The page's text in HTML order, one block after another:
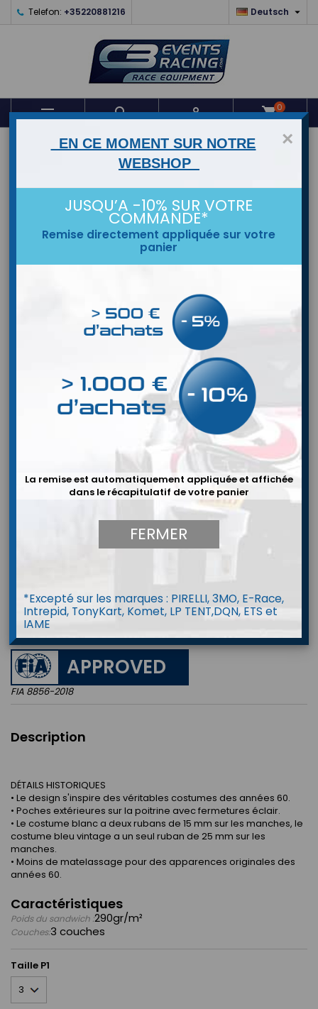
Telefon: +35220881216 Deutsch 
   shopping_cart0
STARTSEITE
MARKEN
Combinaison P1 Parabolica Vintage
look (FIA 8856-2018)
APPROVED
FIA 8856-2018
Description
DÉTAILS HISTORIQUES
• Le design s'inspire des véritables costumes des années 60.
• Poches extérieures sur la poitrine avec fermetures éclair.
• Le costume blanc a deux rubans de 15 mm sur les manches, le
costume bleu vintage a un seul ruban de 25 mm sur les
manches.
• Moins de matelassage pour des apparences originales des
années 60.
Caractéristiques
Poids du sandwich :290gr/m²
Couches:3 couches
Taille P1
×
EN CE MOMENT SUR NOTRE
WEBSHOP
JUSQU’A -10% SUR VOTRE
COMMANDE*
Remise directement appliquée sur votre
panier
La remise est automatiquement appliquée et affichée
dans le récapitulatif de votre panier
FERMER
*Excepté sur les marques : PIRELLI, 3MO, E-Race,
Intrepid, TonyKart, Komet, LP TENT,DQN, ETS et
IAME